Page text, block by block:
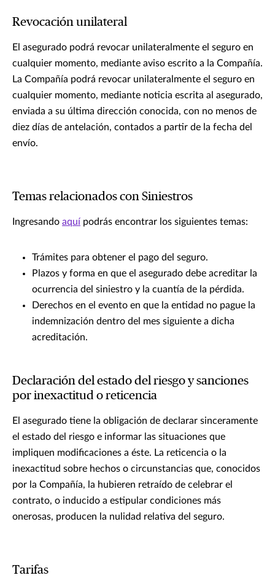
Revocación unilateral
El asegurado podrá revocar unilateralmente el seguro en
cualquier momento, mediante aviso escrito a la Compañía.
La Compañía podrá revocar unilateralmente el seguro en
cualquier momento, mediante noticia escrita al asegurado,
enviada a su última dirección conocida, con no menos de
diez días de antelación, contados a partir de la fecha del
envío.
Temas relacionados con Siniestros
Ingresando aquí podrás encontrar los siguientes temas:
Trámites para obtener el pago del seguro.
Plazos y forma en que el asegurado debe acreditar la
ocurrencia del siniestro y la cuantía de la pérdida.
Derechos en el evento en que la entidad no pague la
indemnización dentro del mes siguiente a dicha
acreditación.
Declaración del estado del riesgo y sanciones
por inexactitud o reticencia
El asegurado tiene la obligación de declarar sinceramente
el estado del riesgo e informar las situaciones que
impliquen modificaciones a éste. La reticencia o la
inexactitud sobre hechos o circunstancias que, conocidos
por la Compañía, la hubieren retraído de celebrar el
contrato, o inducido a estipular condiciones más
onerosas, producen la nulidad relativa del seguro.
Tarifas